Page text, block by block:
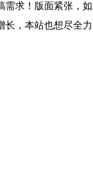
求！版面紧张，
，本站也想尽全